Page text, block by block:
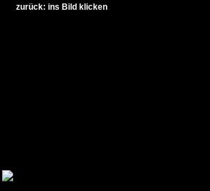
zurück: ins Bild klicken